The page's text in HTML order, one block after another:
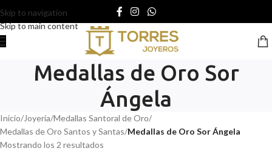
Skip to navigation
Skip to main content
Medallas de Oro Sor
Ángela
Inicio/Joyería/Medallas Santoral de Oro/
Medallas de Oro Santos y Santas/Medallas de Oro Sor Ángela
Mostrando los 2 resultados